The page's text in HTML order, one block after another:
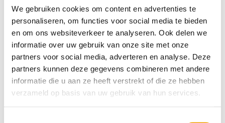
We gebruiken cookies om content en advertenties te
personaliseren, om functies voor social media te bieden
en om ons websiteverkeer te analyseren. Ook delen we
informatie over uw gebruik van onze site met onze
partners voor social media, adverteren en analyse. Deze
partners kunnen deze gegevens combineren met andere
informatie die u aan ze heeft verstrekt of die ze hebben
verzameld op basis van uw gebruik van hun services.